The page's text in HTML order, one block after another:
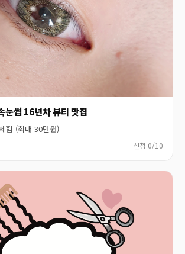
눈썹 16년차 뷰티 맛집
험 (최대 30만원)
신청 0/10